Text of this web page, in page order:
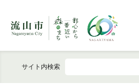
サイト内検索